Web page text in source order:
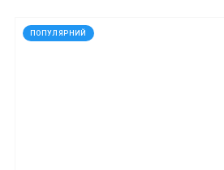
ПОПУЛЯРНИЙ
код: 32102